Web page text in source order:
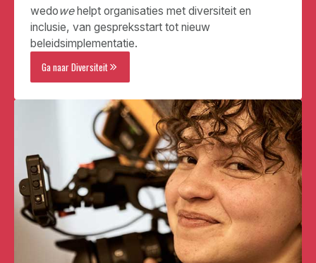
wedowehelpt organisaties met diversiteit en
inclusie, van gespreksstart tot nieuw
beleidsimplementatie.
Ga naar Diversiteit